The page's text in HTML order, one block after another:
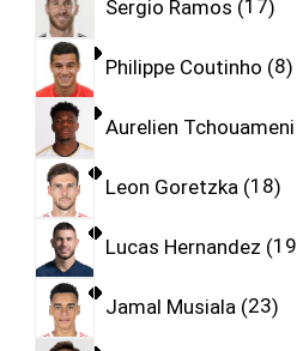
Sergio Ramos 17
Philippe Coutinho 8
Aurelien Tchouameni
Leon Goretzka 18
Lucas Hernandez 19
Jamal Musiala 23